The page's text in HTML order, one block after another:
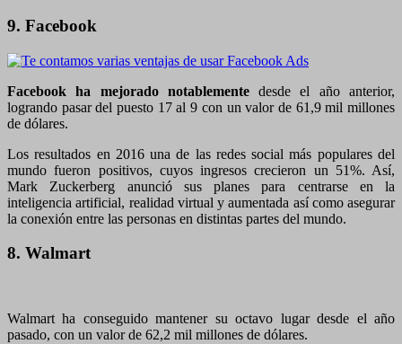
9. Facebook
Facebook ha mejorado notablementedesde el año anterior,
logrando pasar del puesto 17 al 9 con un valor de 61,9 mil millones
de dólares.
Los resultados en 2016 una de las redes social más populares del
mundo fueron positivos, cuyos ingresos crecieron un 51%. Así,
Mark Zuckerberg anunció sus planes para centrarse en la
inteligencia artificial, realidad virtual y aumentada así como asegurar
la conexión entre las personas en distintas partes del mundo.
8. Walmart
Walmart ha conseguido mantener su octavo lugar desde el año
pasado, con un valor de 62,2 mil millones de dólares.